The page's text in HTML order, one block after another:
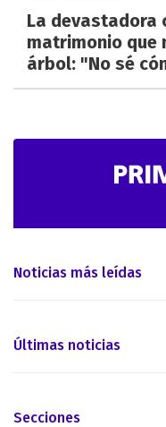
La devastadora
matrimonio que
árbol: "No sé
Noticias más leídas
Últimas noticias
Secciones